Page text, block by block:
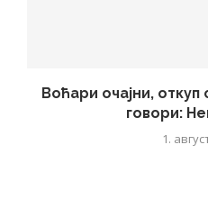
Воћари очајни,
говори:
1.